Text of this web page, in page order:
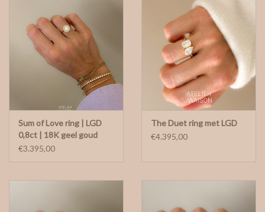
Armbanden
Nose & Paw collectie
Oorbellen
Sum of Love ring | LGD
0,8ct | 18K geel goud
€3.395,00
The Duet ring met LGD
€4.395,00